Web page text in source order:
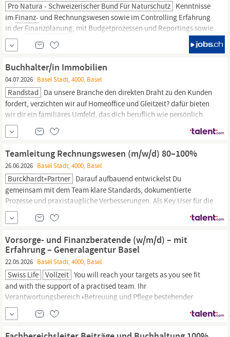
Pro Natura - Schweizerischer Bund Für Naturschutz Kenntnisse
im Finanz- und Rechnungswesen sowie im Controlling Erfahrung
in der Finanzplanung, mit Budgetprozessen und Reportings sowie
im Umgang mit Finanzanlagen,
vorzugsweise im NGO-Bereich
Ausgeprägte analytische und strategisch-konzeptionelle
Fähigkeiten sowie Erfahrung in Strategie- und...
Buchhalter/in Immobilien
04.07.2026 Basel Stadt, 4000, Basel
Randstad Da unsere Branche den direkten Draht zu den Kunden
fordert, verzichten wir auf Homeoffice und Gleitzeit? dafür bieten
wir dir ein familiäres Umfeld, das dich beruflich wie persönlich
aufs nächste Level hebt und deine Entwicklung massiv fördert.
Deine Hauptaufgaben
& Abschlusswesen: Selbstständige
Teamleitung Rechnungswesen (m/w/d) 80–100%
26.06.2026 Basel Stadt, 4000, Basel
Burckhardt+Partner Darauf aufbauend entwickelst Du
gemeinsam mit dem Team klare Standards, dokumentierte
Prozesse und praxistaugliche Verbesserungen. Als Key User für die
Finanzmodule
unseres ERP-Systems Abacus unterstützt Du die
Weiterentwicklung und Standardisierung unserer
Finanzprozesse.
Du erkennst Automatisierungspotenziale und setzt
Verbesserungen...
Vorsorge- und Finanzberatende (w/m/d) – mit
Erfahrung – Generalagentur Basel
22.05.2026 Basel Stadt, 4000, Basel
Swiss Life Vollzeit You will reach your targets as you see fit
and with the support of a practised team. Ihr
Verantwortungsbereich •Betreuung und Pflege bestehender
Beziehungen zu Kundinnen und Kunden•Akquisition neuer
Kundschaft durch systematische